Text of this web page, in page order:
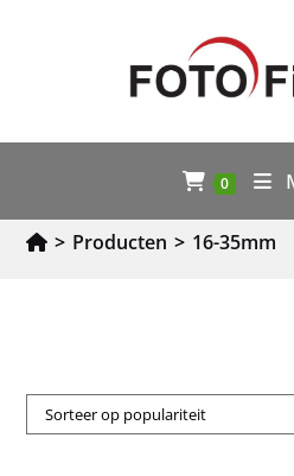
0
> Producten > 16-35mm
Sorteer op populariteit